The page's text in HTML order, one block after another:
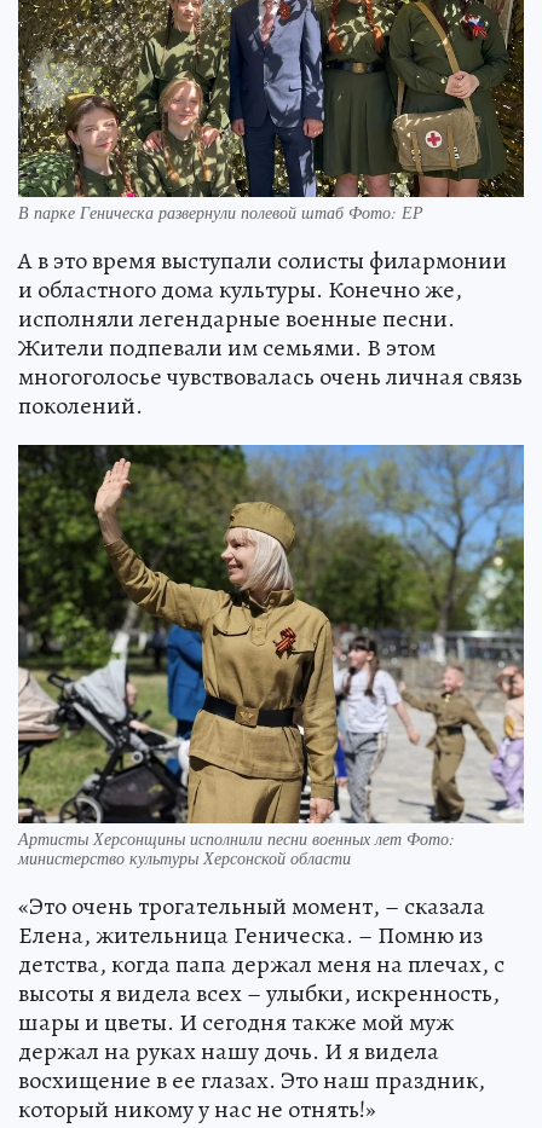
В парке Геническа развернули полевой штаб Фото: ЕР
А в это время выступали солисты филармонии
и областного дома культуры. Конечно же,
исполняли легендарные военные песни.
Жители подпевали им семьями. В этом
многоголосье чувствовалась очень личная связь
поколений.
Артисты Херсонщины исполнили песни военных лет Фото:
министерство культуры Херсонской области
«Это очень трогательный момент, – сказала
Елена, жительница Геническа. – Помню из
детства, когда папа держал меня на плечах, с
высоты я видела всех – улыбки, искренность,
шары и цветы. И сегодня также мой муж
держал на руках нашу дочь. И я видела
восхищение в ее глазах. Это наш праздник,
который никому у нас не отнять!»